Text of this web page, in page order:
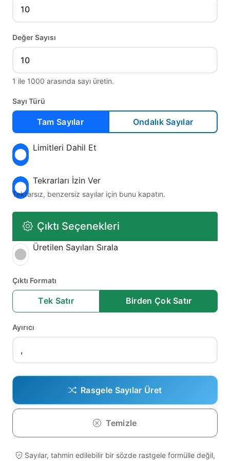
Değer Sayısı
1 ile 1000 arasında sayı üretin.
Sayı Türü
Tam Sayılar Ondalık Sayılar
Limitleri Dahil Et
Tekrarları İzin Ver
Tekrarsız, benzersiz sayılar için bunu kapatın.
Çıktı Seçenekleri
Üretilen Sayıları Sırala
Çıktı Formatı
Tek Satır Birden Çok Satır
Ayırıcı
Rasgele Sayılar Üret
Temizle
Sayılar, tahmin edilebilir bir sözde rastgele formülle değil,